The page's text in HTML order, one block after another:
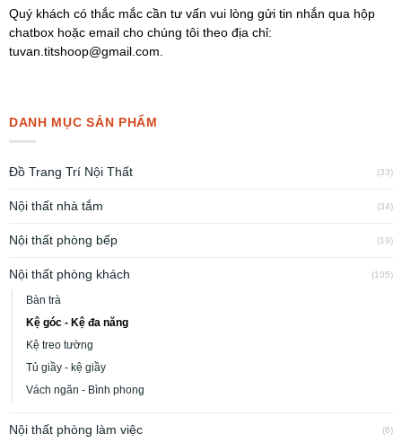
DANH MỤC SẢN PHẨM
Đồ Trang Trí Nội Thất (33)
Nội thất nhà tắm (34)
Nội thất phòng bếp (19)
Nội thất phòng khách (105)
Bàn trà
Kệ góc - Kệ đa năng
Kệ treo tường
Tủ giầy - kệ giầy
Vách ngăn - Bình phong
Nội thất phòng làm việc (6)
Quý khách có thắc mắc cần tư vấn vui lòng gửi tin nhắn qua hộp
chatbox hoặc email cho chúng tôi theo địa chỉ:
tuvan.titshoop@gmail.com.